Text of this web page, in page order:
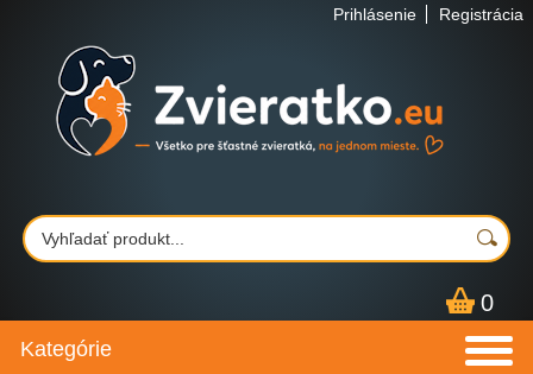
Prihlásenie Registrácia
0
Kategórie